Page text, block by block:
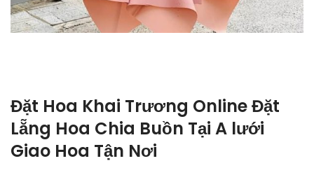
Đặt Hoa Khai Trương Online Đặt
Lẵng Hoa Chia Buồn Tại A lưới
Giao Hoa Tận Nơi